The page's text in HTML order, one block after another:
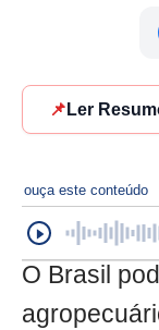
📌 Ler
ouça este conteúdo
O Brasil